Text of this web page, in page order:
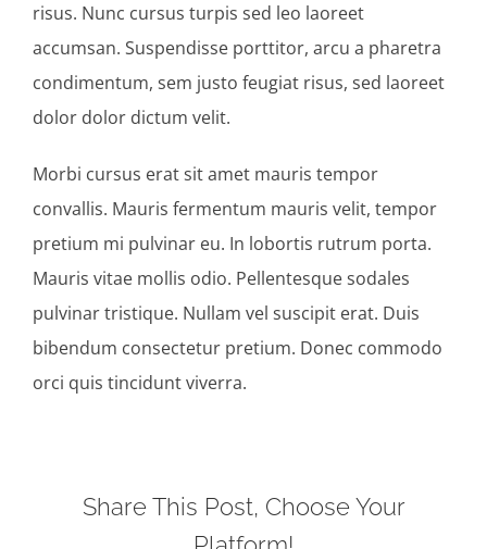
risus. Nunc cursus turpis sed leo laoreet
accumsan. Suspendisse porttitor, arcu a pharetra
condimentum, sem justo feugiat risus, sed laoreet
dolor dolor dictum velit.
Morbi cursus erat sit amet mauris tempor
convallis. Mauris fermentum mauris velit, tempor
pretium mi pulvinar eu. In lobortis rutrum porta.
Mauris vitae mollis odio. Pellentesque sodales
pulvinar tristique. Nullam vel suscipit erat. Duis
bibendum consectetur pretium. Donec commodo
orci quis tincidunt viverra.
Share This Post, Choose Your